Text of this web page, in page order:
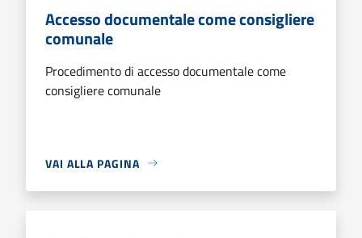
Accesso documentale come consigliere
comunale
Procedimento di accesso documentale come
consigliere comunale
VAI ALLA PAGINA